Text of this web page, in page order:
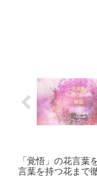
「覚悟」の花言葉
言葉を持つ花まで